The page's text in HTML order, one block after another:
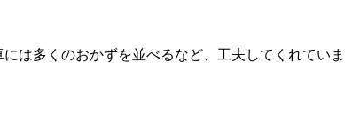
は多くのおかずを並べるなど、工夫してくれていま